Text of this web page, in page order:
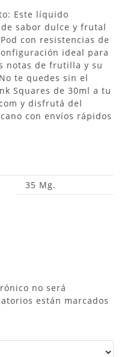
Este líquido
sabor dulce y frutal
con resistencias de
ideal para
notas de frutilla y su
te quedes sin el
Squares de 30ml a tu
y disfrutá del
con envíos rápidos
35 Mg.
no será
están marcados